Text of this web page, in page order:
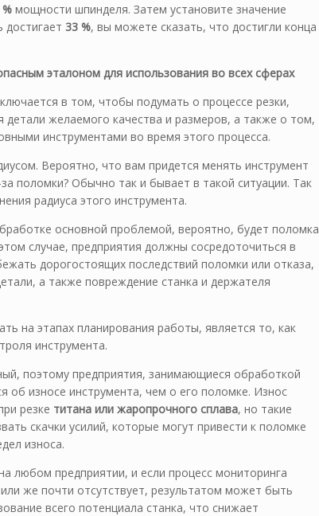
мощности шпинделя. Затем установите значение
достигает 33 %, вы можете сказать, что достигли конца
эталоном для использования во всех сферах
в том, чтобы подумать о процессе резки,
детали желаемого качества и размеров, а также о том,
инструментами во время этого процесса.
Вероятно, что вам придется менять инструмент
поломки? Обычно так и бывает в такой ситуации. Так
радиуса этого инструмента.
основной проблемой, вероятно, будет поломка
случае, предприятия должны сосредоточиться в
дорогостоящих последствий поломки или отказа,
а также повреждение станка и держателя
на этапах планирования работы, является то, как
инструмента.
поэтому предприятия, занимающиеся обработкой
об износе инструмента, чем о его поломке. Износ
резке титана или жаропрочного сплава, но такие
скачки усилий, которые могут привести к поломке
износа.
любом предприятии, и если процесс мониторинга
же почти отсутствует, результатом может быть
всего потенциала станка, что снижает